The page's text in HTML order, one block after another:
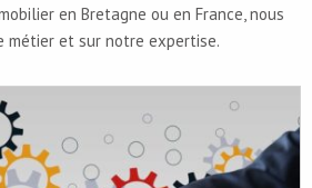
en Bretagne ou en France, nous
métier et sur notre expertise.